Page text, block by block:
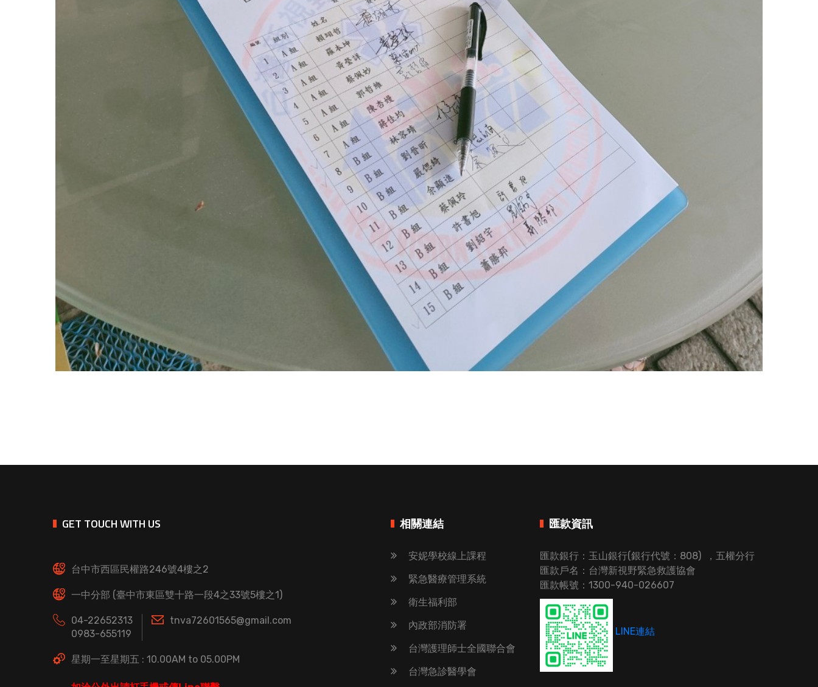
GET TOUCH WITH US
台中市西區民權路246號4樓之2
一中分部 (臺中市東區雙十路一段4之33號5樓之1)
04-22652313
0983-655119
tnva72601565@gmail.com
星期一至星期五 : 10.00AM to 05.00PM
相關連結
安妮學校線上課程
緊急醫療管理系統
衛生福利部
內政部消防署
台灣護理師士全國聯合會
台灣急診醫學會
匯款資訊
匯款銀行：玉山銀行(銀行代號：808) ，五權分行
匯款戶名：台灣新視野緊急救護協會
匯款帳號：1300-940-026607
LINE連結